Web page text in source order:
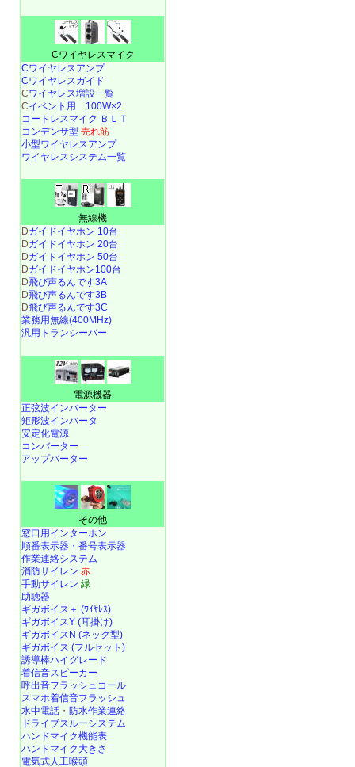
Cワイヤレスマイク
Cワイヤレスアンプ
Cワイヤレスガイド
Cワイヤレス増設一覧
Cイベント用 100W×2
コードレスマイク ＢＬＴ
コンデンサ型 売れ筋
小型ワイヤレスアンプ
ワイヤレスシステム一覧
無線機
Dガイドイヤホン 10台
Dガイドイヤホン 20台
Dガイドイヤホン 50台
Dガイドイヤホン100台
D飛び声るんです3A
D飛び声るんです3B
D飛び声るんです3C
業務用無線(400MHz)
汎用トランシーバー
電源機器
正弦波インバーター
矩形波インバータ
安定化電源
コンバーター
アップバーター
その他
窓口用インターホン
順番表示器・番号表示器
作業連絡システム
消防サイレン 赤
手動サイレン 緑
助聴器
ギガボイス＋ (ﾜｲﾔﾚｽ)
ギガボイスY (耳掛け)
ギガボイスN (ネック型)
ギガボイス (フルセット)
誘導棒ハイグレード
着信音スピーカー
呼出音フラッシュコール
スマホ着信音フラッシュ
水中電話 ・ 防水作業連絡
ドライブスルーシステム
ハンドマイク機能表
ハンドマイク大きさ
電気式人工喉頭